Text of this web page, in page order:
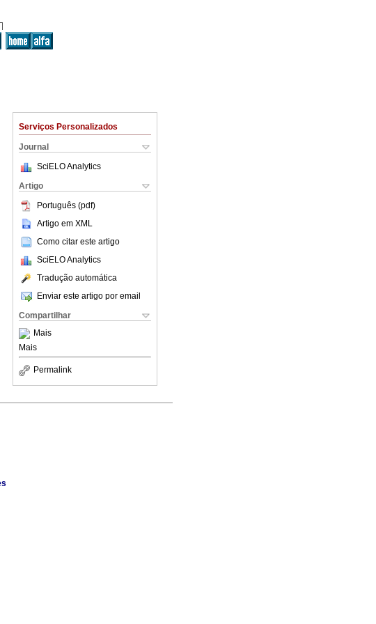
Serviços Personalizados
Journal
SciELO Analytics
Artigo
Português (pdf)
Artigo em XML
Como citar este artigo
SciELO Analytics
Tradução automática
Enviar este artigo por email
Compartilhar
Mais
Mais
Permalink